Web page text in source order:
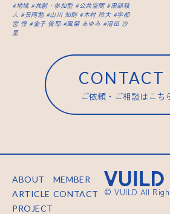
地域 共創・参加型 公共空間
黒部駿
人
長岡勉 山川 知則 木村 玲大
宇都
宮 惇
金子 俊耶 風祭 あゆみ
沼田 汐
里
CONTACT
ご依頼・ご相談はこち
ABOUT
ARTICLE
PROJECT
MEMBER
CONTACT
© VUILD All